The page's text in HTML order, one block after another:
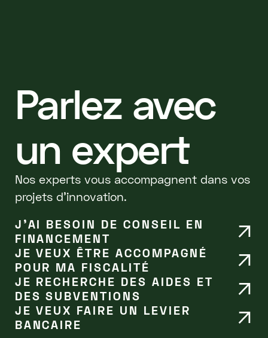
Parlez avec
un expert
Nos experts vous accompagnent dans vos
projets d'innovation.
J’AI BESOIN DE CONSEIL EN
FINANCEMENT
JE VEUX ÊTRE ACCOMPAGNÉ
POUR MA FISCALITÉ
JE RECHERCHE DES AIDES ET
DES SUBVENTIONS
JE VEUX FAIRE UN LEVIER
BANCAIRE